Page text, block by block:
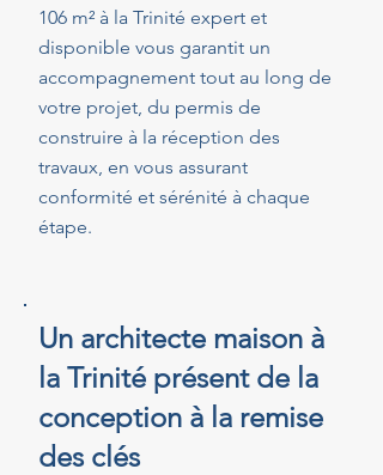
106 m² à la Trinité expert et
disponible vous garantit un
accompagnement tout au long de
votre projet, du permis de
construire à la réception des
travaux, en vous assurant
conformité et sérénité à chaque
étape.
Un architecte maison à
la Trinité présent de la
conception à la remise
des clés